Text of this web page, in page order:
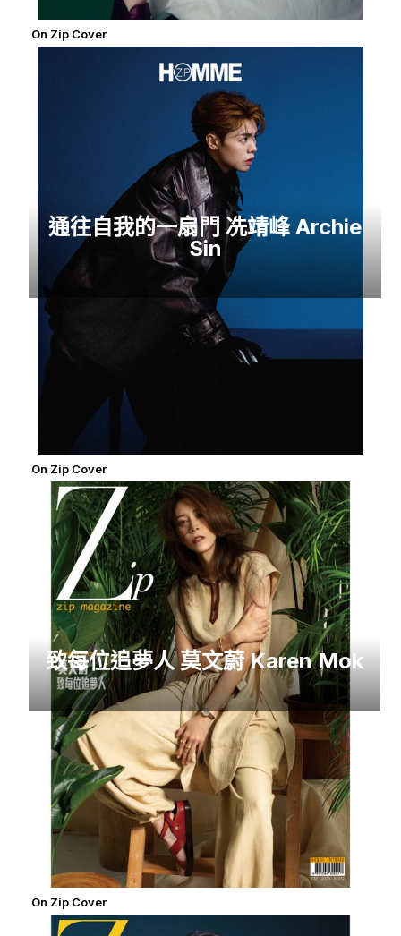
On Zip Cover
通往自我的一扇門 冼靖峰 Archie
Sin
On Zip Cover
致每位追夢人 莫文蔚 Karen Mok
On Zip Cover